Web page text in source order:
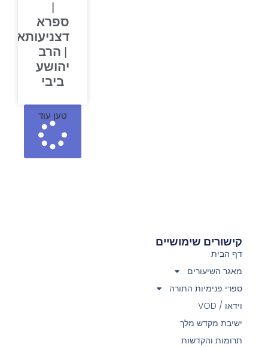
ספרא
דצניעותא
| הרב
יהושע
ביבי
טען עוד
קישורים שימושיים
דף הבית
מאגר השיעורים
ספרי פנימיות התורה
וידאו / VOD
ישיבת מקדש מלך
תרומות והקדשות